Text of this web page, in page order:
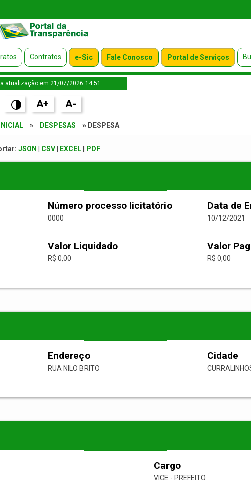
Contratos e-Sic Fale Conosco Portal de Serviços
atualização em 21/07/2026 14:51
A+ A-
» DESPESAS » DESPESA
JSON CSV| EXCEL| PDF
Número processo licitatório
0000
Data de
10/12/2021
Valor Liquidado
R$ 0,00
Valor
R$ 0,00
Endereço
RUA NILO BRITO
Cidade
Cargo
VICE - PREFEITO